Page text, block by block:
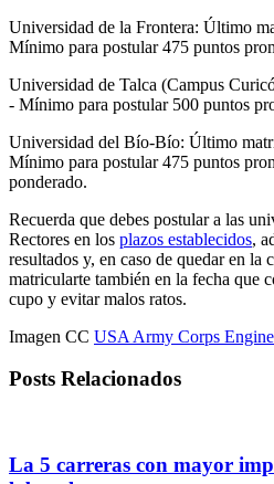
Universidad de la Frontera: Último
Mínimo para postular 475 puntos
Universidad de Talca (Campus
- Mínimo para postular 500 puntos
Universidad del Bío-Bío: Último
Mínimo para postular 475 puntos
ponderado.
Recuerda que debes postular a las
Rectores en los plazos establecidos,
resultados y, en caso de quedar en la
matricularte también en la fecha que
cupo y evitar malos ratos.
Imagen CC USA Army Corps
Posts Relacionados
La 5 carreras con mayor